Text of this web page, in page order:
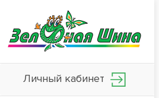
Личный кабинет